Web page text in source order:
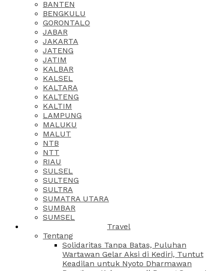
BANTEN
BENGKULU
GORONTALO
JABAR
JAKARTA
JATENG
JATIM
KALBAR
KALSEL
KALTARA
KALTENG
KALTIM
LAMPUNG
MALUKU
MALUT
NTB
NTT
RIAU
SULSEL
SULTENG
SULTRA
SUMATRA UTARA
SUMBAR
SUMSEL
Travel
Tentang
Solidaritas Tanpa Batas, Puluhan
Wartawan Gelar Aksi di Kediri, Tuntut
Keadilan untuk Nyoto Dharmawan